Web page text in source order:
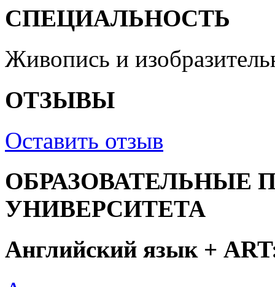
СПЕЦИАЛЬНОСТЬ
Живопись и
ОТЗЫВЫ
Оставить отзыв
ОБРАЗОВАТЕЛЬНЫЕ
УНИВЕРСИТЕТА
Английский язык +